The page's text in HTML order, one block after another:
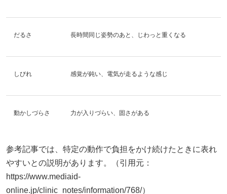
だるさ 長時間同じ姿勢のあと、じわっと重くなる
しびれ 感覚が鈍い、電気が走るような感じ
動かしづらさ 力が入りづらい、固さがある
参考記事では、特定の動作で負担をかけ続けたときに表れ
やすいとの説明があります。（引用元：
https://www.mediaid-
online.jp/clinic_notes/information/768/）